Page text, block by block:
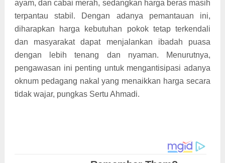
ayam, dan cabai merah, sedangkan harga beras masih
terpantau stabil. Dengan adanya pemantauan ini,
diharapkan harga kebutuhan pokok tetap terkendali
dan masyarakat dapat menjalankan ibadah puasa
dengan lebih tenang dan nyaman. Menurutnya,
pengawasan ini penting untuk mengantisipasi adanya
oknum pedagang nakal yang menaikkan harga secara
tidak wajar, pungkas Sertu Ahmadi.